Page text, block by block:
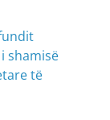
shamisë
të